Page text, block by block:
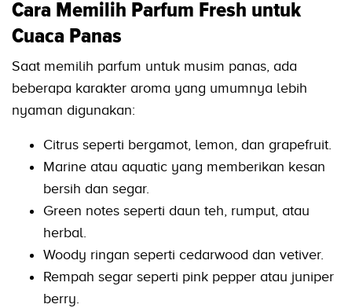
Cara Memilih Parfum Fresh untuk
Cuaca Panas
Saat memilih parfum untuk musim panas, ada
beberapa karakter aroma yang umumnya lebih
nyaman digunakan:
Citrus seperti bergamot, lemon, dan grapefruit.
Marine atau aquatic yang memberikan kesan
bersih dan segar.
Green notes seperti daun teh, rumput, atau
herbal.
Woody ringan seperti cedarwood dan vetiver.
Rempah segar seperti pink pepper atau juniper
berry.